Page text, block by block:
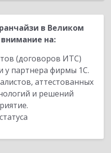
в Великом
на:
(договоров ИТС)
у партнера фирмы 1С.
аттестованных
и решений